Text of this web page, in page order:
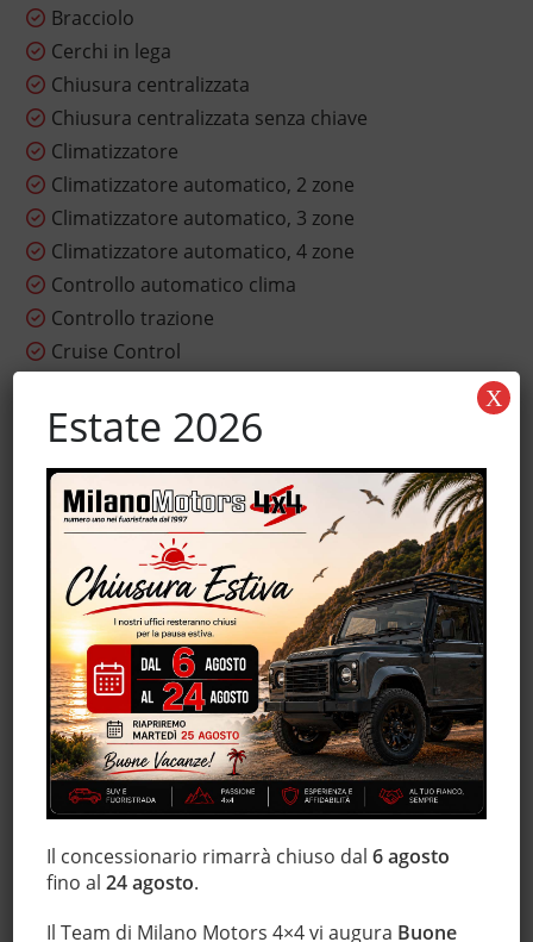
Bracciolo
Cerchi in lega
Chiusura centralizzata
Chiusura centralizzata senza chiave
Climatizzatore
Climatizzatore automatico, 2 zone
Climatizzatore automatico, 3 zone
Climatizzatore automatico, 4 zone
Controllo automatico clima
Controllo trazione
Cruise Control
Fari Xenon
Filtro antiparticolato
Hill holder
Immobilizzatore elettronico
Interni in pelle
Limitatore di velocità
Luci diurne
Marmitta catalitica
Monitoraggio pressione pneumatici
MP3
Pacchetto sportivo
Regolazione elettrica sedili
Schermo multifunzione interamente digitale
Sedile posteriore sdoppiato
Sedili sportivi
Estate 2026
Il concessionario rimarrà chiuso dal6 agosto
fino al24 agosto.
Il Team di Milano Motors 4×4 vi augura Buone
X